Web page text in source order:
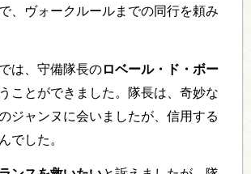
、ヴォークルールまでの同行を頼み
は、守備隊長のロベール・ド・ボー
ことができました。隊長は、奇妙な
ジャンヌに会いましたが、信用する
でした。